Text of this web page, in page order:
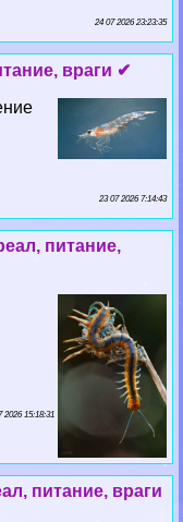
24 07 2026 23:23:35
враги ✔
23 07 2026 7:14:43
питание,
2026 15:18:31
питание, враги